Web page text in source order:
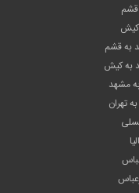
قشم
کیش
به قشم
به کیش
مشهد
تهران